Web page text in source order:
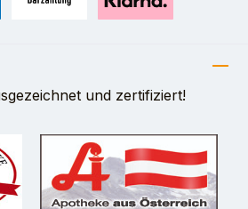
und zertifiziert!